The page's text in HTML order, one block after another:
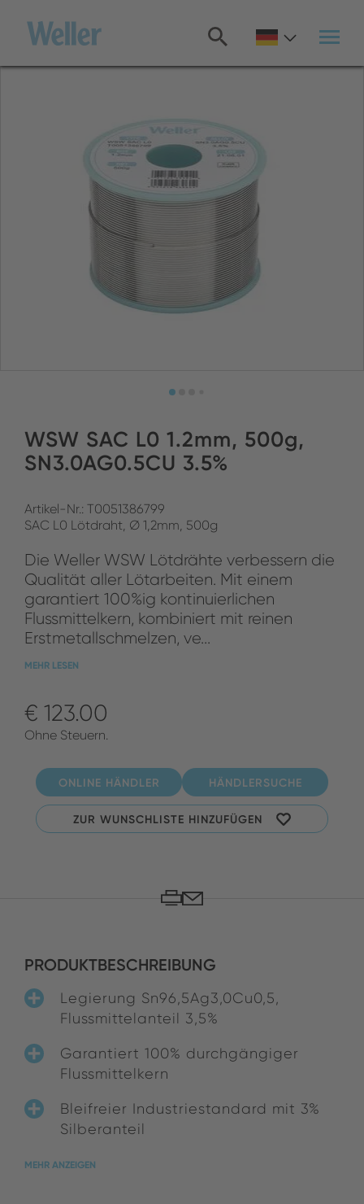
Hauptinhalt
WSW SAC L0 1.2mm, 500g,
SN3.0AG0.5CU 3.5%
Artikel-Nr.: T0051386799
SAC L0 Lötdraht, Ø 1,2mm, 500g
Die Weller WSW Lötdrähte verbessern die
Qualität aller Lötarbeiten. Mit einem
garantiert 100%ig kontinuierlichen
Flussmittelkern, kombiniert mit reinen
Erstmetallschmelzen, ve...
MEHR LESEN
€ 123.00
Ohne Steuern.
ONLINE HÄNDLER HÄNDLERSUCHE
ZUR WUNSCHLISTE HINZUFÜGEN
PRODUKTBESCHREIBUNG
Legierung Sn96,5Ag3,0Cu0,5,
Flussmittelanteil 3,5%
Garantiert 100% durchgängiger
Flussmittelkern
Bleifreier Industriestandard mit 3%
Silberanteil
MEHR ANZEIGEN